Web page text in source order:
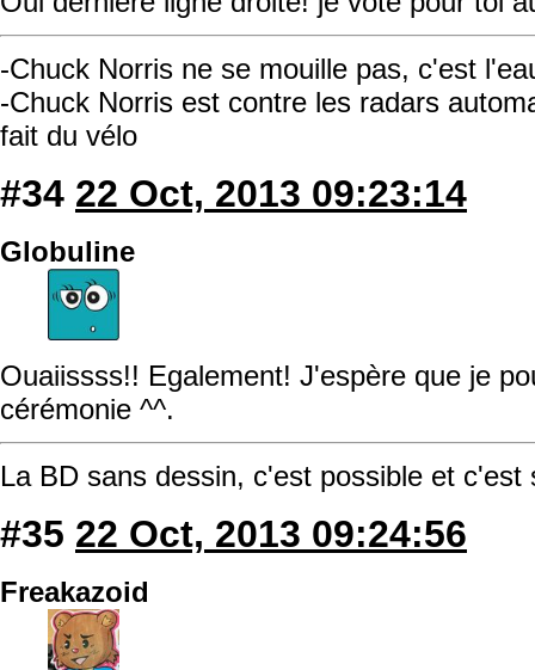
-Chuck Norris ne se mouille pas, c'est
-Chuck Norris est contre les radars
fait du vélo
#34 22 Oct, 2013 09:23:14
Globuline
Ouaiissss!! Egalement! J'espère que je
cérémonie ^^.
La BD sans dessin, c'est possible et
#35 22 Oct, 2013 09:24:56
Freakazoid